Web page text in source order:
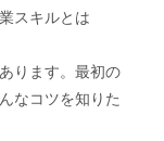
スキルとは
ります。最初の
なコツを知りた